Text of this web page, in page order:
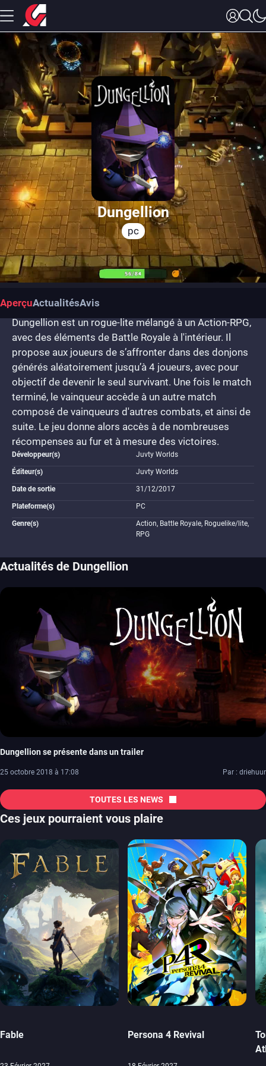
Dungellion
pc
AperçuActualitésAvis
Dungellion est un rogue-lite mélangé à un Action-RPG,
avec des éléments de Battle Royale à l'intérieur. Il
propose aux joueurs de s’affronter dans des donjons
générés aléatoirement jusqu’à 4 joueurs, avec pour
objectif de devenir le seul survivant. Une fois le match
terminé, le vainqueur accède à un autre match
composé de vainqueurs d'autres combats, et ainsi de
suite. Le jeu donne alors accès à de nombreuses
récompenses au fur et à mesure des victoires.
Développeur(s) Juvty Worlds
Éditeur(s) Juvty Worlds
Date de sortie 31/12/2017
Plateforme(s) PC
Genre(s)
Action, Battle Royale, Roguelike/lite,
RPG
Actualités de Dungellion
Dungellion se présente dans un trailer
25 octobre 2018 à 17:08 Par : driehuur
TOUTES LES NEWS
Ces jeux pourraient vous plaire
Fable Persona 4 Revival